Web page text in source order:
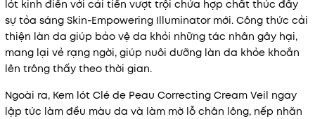
lót kinh điển với cải tiến vượt trội chứa hợp chất thúc đẩy
sự tỏa sáng Skin-Empowering Illuminator mới. Công thức cải
thiện làn da giúp bảo vệ da khỏi những tác nhân gây hại,
mang lại vẻ rạng ngời, giúp nuôi dưỡng làn da khỏe khoắn
lên trông thấy theo thời gian.
Ngoài ra, Kem lót Clé de Peau Correcting Cream Veil ngay
lập tức làm đều màu da và làm mờ lỗ chân lông, nếp nhăn